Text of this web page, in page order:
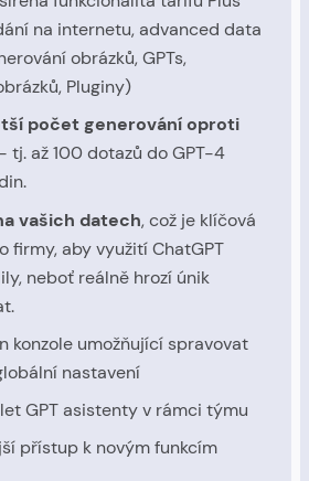
na internetu, advanced data
obrázků, GPTs,
Pluginy)
počet generování oproti
tj. až 100 dotazů do GPT-4
vašich datech, což je klíčová
firmy, aby využití ChatGPT
neboť reálně hrozí únik
konzole umožňující spravovat
nastavení
GPT asistenty v rámci týmu
přístup k novým funkcím